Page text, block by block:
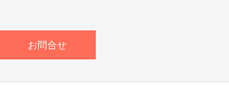
お問合せ